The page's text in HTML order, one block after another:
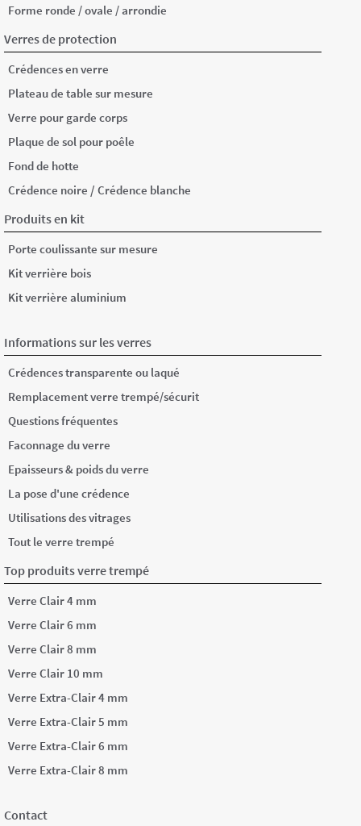
Forme ronde / ovale / arrondie
Verres de protection
Crédences en verre
Plateau de table sur mesure
Verre pour garde corps
Plaque de sol pour poêle
Fond de hotte
Crédence noire / Crédence blanche
Produits en kit
Porte coulissante sur mesure
Kit verrière bois
Kit verrière aluminium
Informations sur les verres
Crédences transparente ou laqué
Remplacement verre trempé/sécurit
Questions fréquentes
Faconnage du verre
Epaisseurs & poids du verre
La pose d'une crédence
Utilisations des vitrages
Tout le verre trempé
Top produits verre trempé
Verre Clair 4 mm
Verre Clair 6 mm
Verre Clair 8 mm
Verre Clair 10 mm
Verre Extra-Clair 4 mm
Verre Extra-Clair 5 mm
Verre Extra-Clair 6 mm
Verre Extra-Clair 8 mm
Contact